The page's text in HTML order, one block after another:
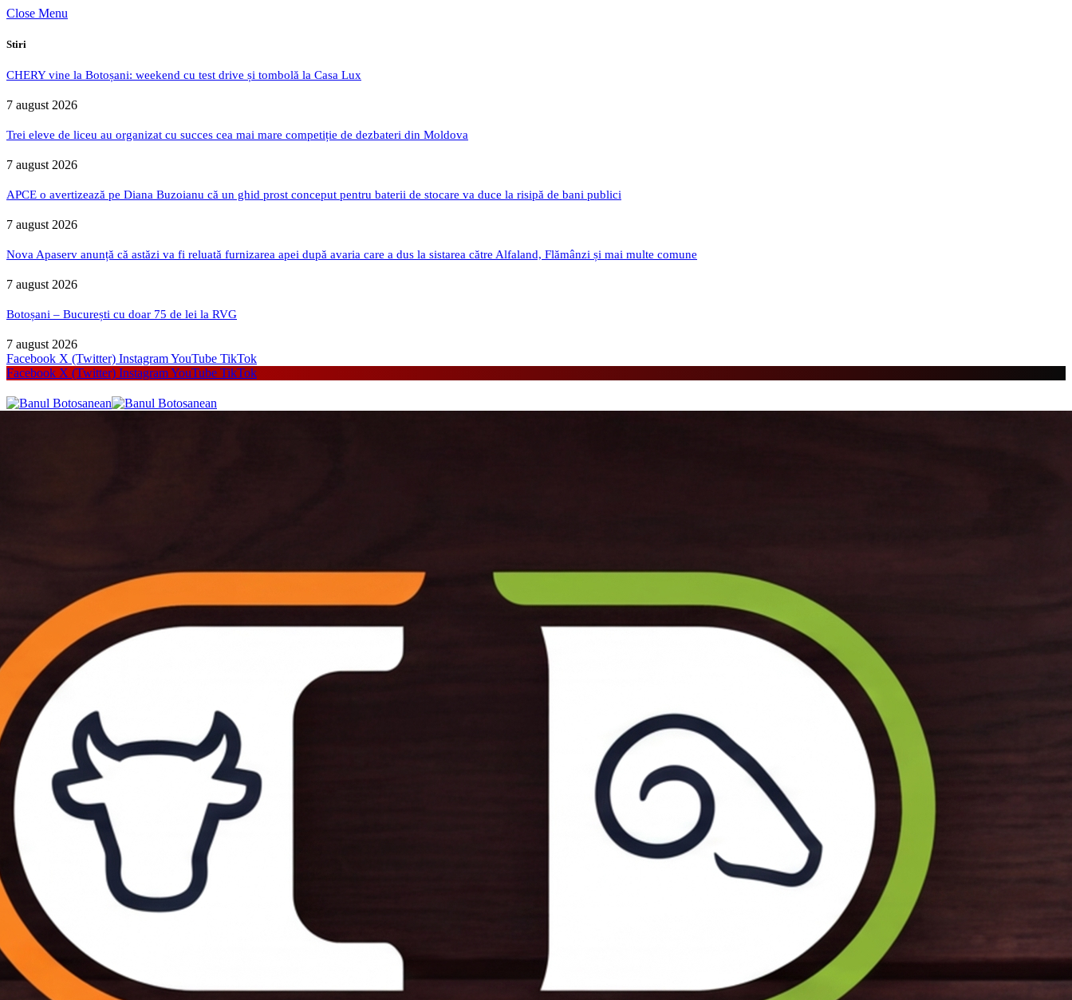
Close Menu
Stiri
CHERY vine la Botoșani: weekend cu test drive și tombolă la Casa Lux
7 august 2026
Trei eleve de liceu au organizat cu succes cea mai mare competiție de dezbateri din Moldova
7 august 2026
APCE o avertizează pe Diana Buzoianu că un ghid prost conceput pentru baterii de stocare va duce la risipă de bani publici
7 august 2026
Nova Apaserv anunță că astăzi va fi reluată furnizarea apei după avaria care a dus la sistarea către Alfaland, Flămânzi și mai multe comune
7 august 2026
Botoșani – București cu doar 75 de lei la RVG
7 august 2026
Facebook X (Twitter) InstagramYouTube TikTok
Facebook X (Twitter) InstagramYouTube TikTok